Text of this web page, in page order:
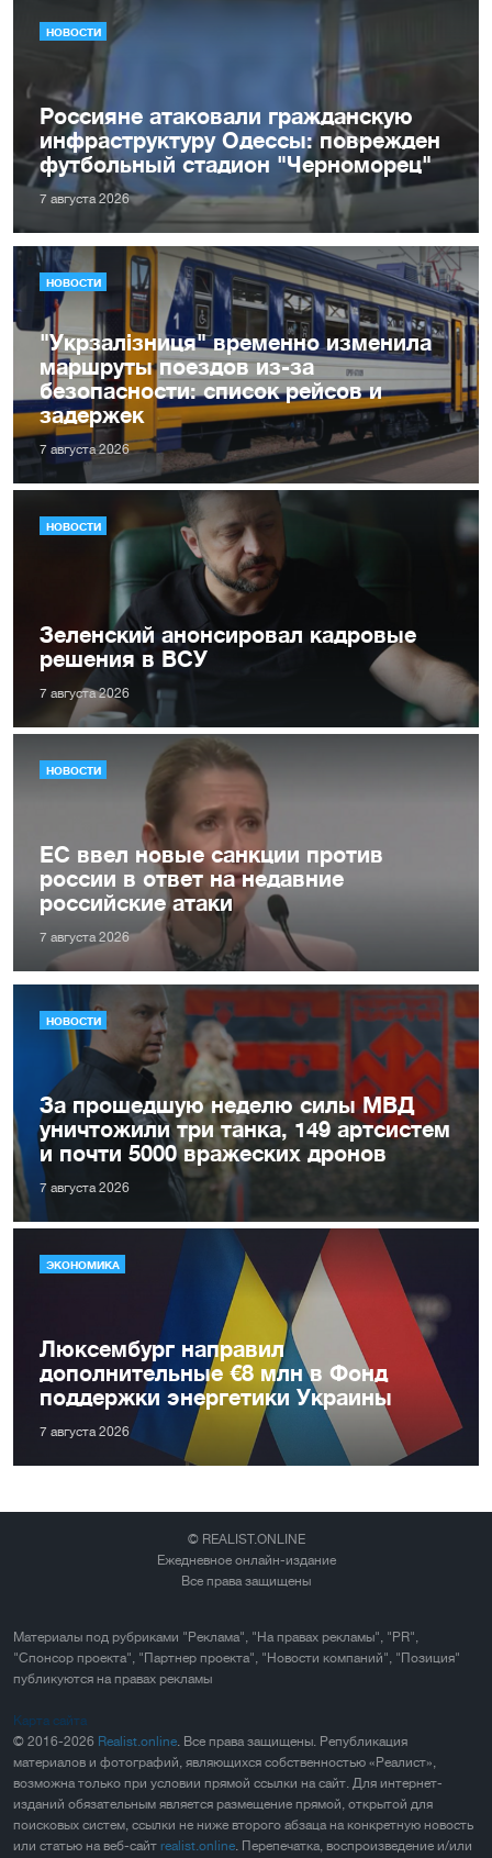
НОВОСТИ
Россияне атаковали гражданскую
инфраструктуру Одессы: поврежден
футбольный стадион "Черноморец"
7 августа 2026
НОВОСТИ
"Укрзалізниця" временно изменила
маршруты поездов из-за
безопасности: список рейсов и
задержек
7 августа 2026
НОВОСТИ
Зеленский анонсировал кадровые
решения в ВСУ
7 августа 2026
НОВОСТИ
ЕС ввел новые санкции против
россии в ответ на недавние
российские атаки
7 августа 2026
НОВОСТИ
За прошедшую неделю силы МВД
уничтожили три танка, 149 артсистем
и почти 5000 вражеских дронов
7 августа 2026
ЭКОНОМИКА
Люксембург направил
дополнительные €8 млн в Фонд
поддержки энергетики Украины
7 августа 2026
© REALIST.ONLINE
Ежедневное онлайн-издание
Все права защищены
Материалы под рубриками "Реклама", "На правах рекламы", "PR",
"Спонсор проекта", "Партнер проекта", "Новости компаний", "Позиция"
публикуются на правах рекламы
Карта сайта
© 2016-2026 Realist.online. Все права защищены. Републикация
материалов и фотографий, являющихся собственностью «Реалист»,
возможна только при условии прямой ссылки на сайт. Для интернет-
изданий обязательным является размещение прямой, открытой для
поисковых систем, ссылки не ниже второго абзаца на конкретную новость
или статью на веб-сайт realist.online. Перепечатка, воспроизведение и/или